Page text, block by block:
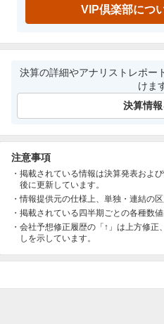
VIP倶楽部につ
決算の詳細やアナリストレポー
けま
決算情
注意事項
掲載されている情報は決算発表およ
後に更新しています。
情報提供元の仕様上、単独・連結の
掲載されている四半期ごとの各種数
会社予想修正履歴の「↑」は上方修正
しを示しています。